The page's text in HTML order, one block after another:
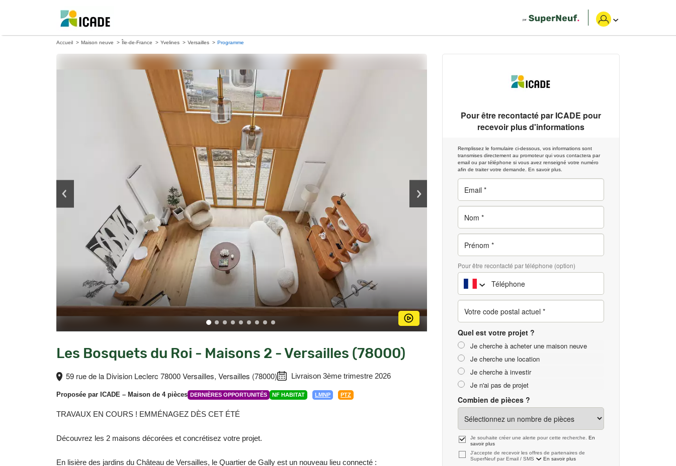
Accueil Maison neuve Île-de-France Yvelines Versailles Programme
Les Bosquets du Roi - Maisons 2 - Versailles (78000)
59 rue de la Division Leclerc 78000 Versailles, Versailles (78000) Livraison 3ème trimestre 2026
Proposée par ICADE – Maison de 4 pièces DERNIÈRES OPPORTUNITÉS NF HABITAT LMNP PTZ
TRAVAUX EN COURS ! EMMÉNAGEZ DÈS CET ÉTÉ
Découvrez les 2 maisons décorées et concrétisez votre projet.
En lisière des jardins du Château de Versailles, le Quartier de Gally est un nouveau lieu connecté :
Pour être recontacté par ICADE pour
recevoir plus d'informations
Remplissez le formulaire ci-dessous, vos informations sont
transmises directement au promoteur qui vous contactera par
email ou par téléphone si vous avez renseigné votre numéro
afin de traiter votre demande. En savoir plus.
Pour être recontacté par téléphone (option)
Quel est votre projet ?
Je cherche à acheter une maison neuve
Je cherche une location
Je cherche à investir
Je n'ai pas de projet
Combien de pièces ?
Je souhaite créer une alerte pour cette recherche. En
savoir plus
J’accepte de recevoir les offres de partenaires de
SuperNeuf par
En savoir plus